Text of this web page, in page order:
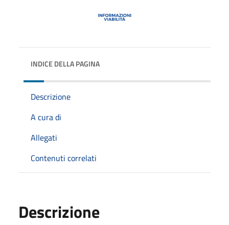
INDICE DELLA PAGINA
Descrizione
A cura di
Allegati
Contenuti correlati
Descrizione